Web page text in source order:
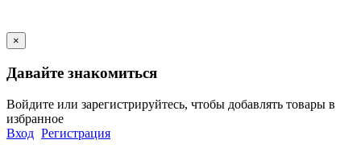
×
Давайте знакомиться
Войдите или зарегистрируйтесь, чтобы добавлять товары в
избранное
Вход Регистрация